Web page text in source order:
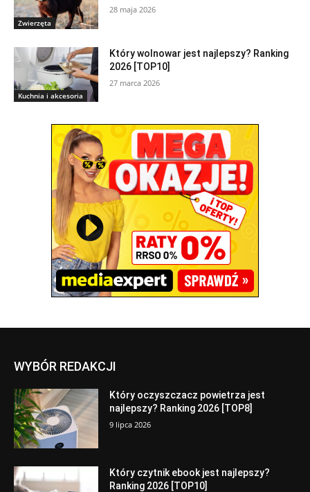
Zwierzęta
28 maja 2026
Kuchnia i akcesoria
Który wolnowar jest najlepszy? Ranking
2026 [TOP10]
27 marca 2026
WYBÓR REDAKCJI
Który oczyszczacz powietrza jest
najlepszy? Ranking 2026 [TOP8]
9 lipca 2026
Który czytnik ebook jest najlepszy?
Ranking 2026 [TOP10]